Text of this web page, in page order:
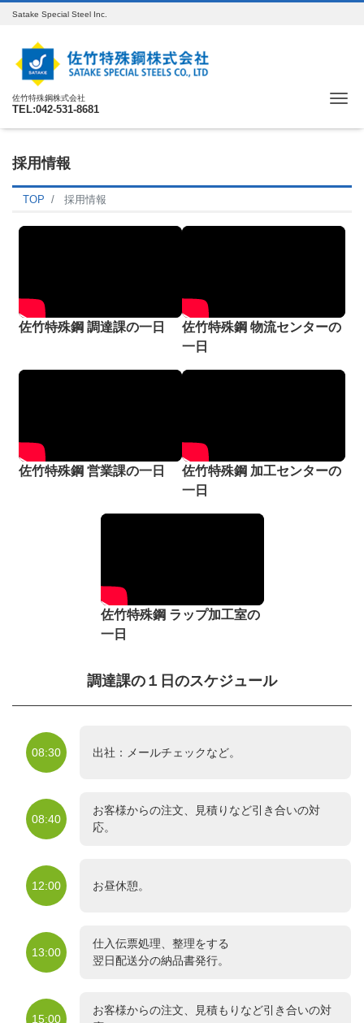
Satake Special Steel Inc.
佐竹特殊鋼株式会社
TEL:042-531-8681
採用情報
TOP 採用情報
佐竹特殊鋼 調達課の一日
佐竹特殊鋼 物流センターの
一日
佐竹特殊鋼 営業課の一日
佐竹特殊鋼 加工センターの
一日
佐竹特殊鋼 ラップ加工室の
一日
調達課の１日のスケジュール
08:30 出社：メールチェックなど。
08:40
お客様からの注文、見積りなど引き合いの対
応。
12:00 お昼休憩。
13:00
仕入伝票処理、整理をする
翌日配送分の納品書発行。
15:00
お客様からの注文、見積もりなど引き合いの対